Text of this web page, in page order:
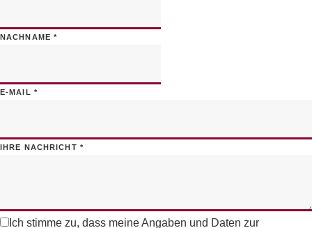
NACHNAME*
E-MAIL *
IHRE NACHRICHT *
Ich stimme zu, dass meine Angaben und Daten zur